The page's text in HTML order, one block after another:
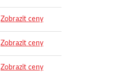
Zobrazit ceny
Zobrazit ceny
Zobrazit ceny